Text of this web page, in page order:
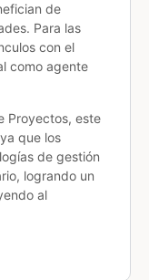
de
Para las
con el
como agente
Proyectos, este
que los
de gestión
logrando un
al